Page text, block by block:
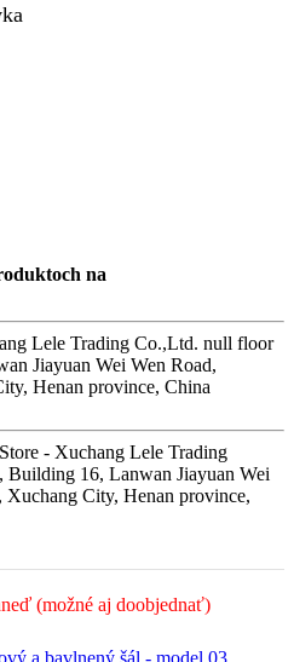
na
Lele Trading Co.,Ltd. null floor
Jiayuan Wei Wen Road,
Henan province, China
- Xuchang Lele Trading
16, Lanwan Jiayuan Wei
City, Henan province,
(možné aj doobjednať)